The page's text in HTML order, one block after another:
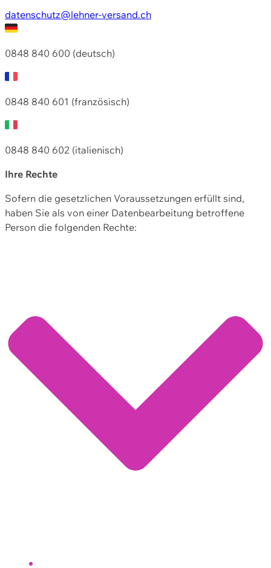
datenschutz@lehner-versand.ch
0848 840 600 (deutsch)
0848 840 601 (französisch)
0848 840 602 (italienisch)
Ihre Rechte
Sofern die gesetzlichen Voraussetzungen erfüllt sind,
haben Sie als von einer Datenbearbeitung betroffene
Person die folgenden Rechte: